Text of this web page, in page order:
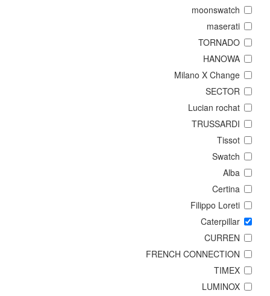
moonswatch
maserati
TORNADO
HANOWA
Milano X Change
SECTOR
Lucian rochat
TRUSSARDI
Tissot
Swatch
Alba
Certina
Filippo Loreti
Caterpillar
CURREN
FRENCH CONNECTION
TIMEX
LUMINOX